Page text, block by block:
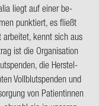
liegt auf einer be­
punk­tiert, es fließt
ar­bei­tet, kennt sich aus
ist die Or­ga­ni­sa­ti­on
die Her­stel­
Voll­blut­spen­den und
von Pa­ti­en­tin­nen